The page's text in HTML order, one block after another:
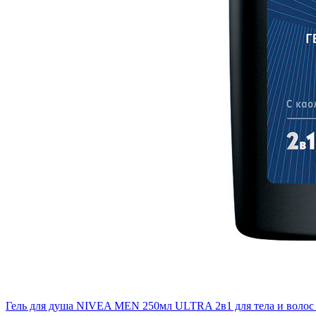
Гель для душа NIVEA MEN 250мл ULTRA 2в1 для тела и волос